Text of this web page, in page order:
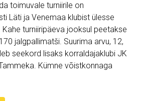
toimuvale turniirile on
Läti ja Venemaa klubist ülesse
turniiripäeva jooksul peetakse
jalgpallimatši. Suurima arvu, 12,
seekord lisaks korraldajaklubi JK
Kümne võistkonnaga